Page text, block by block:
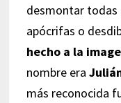
desmontar todas
apócrifas o
hecho a la
nombre era
más reconocida